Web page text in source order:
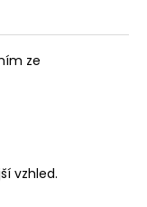
ze
vzhled.